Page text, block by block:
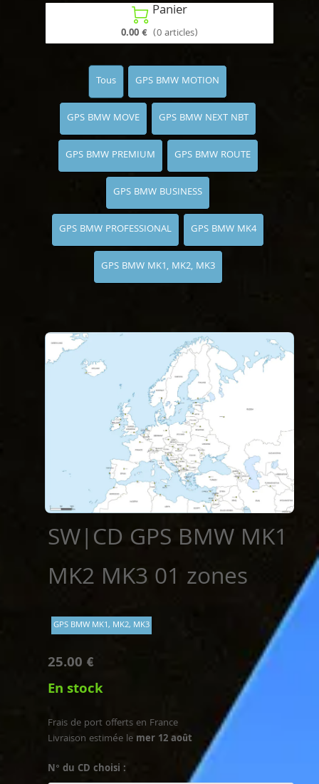
 Panier
0.00 € (0 articles)
Tous GPS BMW MOTION
GPS BMW MOVE GPS BMW NEXT NBT
GPS BMW PREMIUM GPS BMW ROUTE
GPS BMW BUSINESS
GPS BMW PROFESSIONAL GPS BMW MK4
GPS BMW MK1, MK2, MK3
SW|CD GPS BMW MK1
MK2 MK3 01 zones
GPS BMW MK1, MK2, MK3
25.00 €
En stock
Frais de port offerts en France
Livraison estimée le mer 12 août
N° du CD choisi :